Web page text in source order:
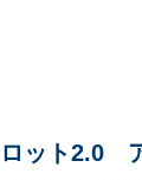
ット2.0